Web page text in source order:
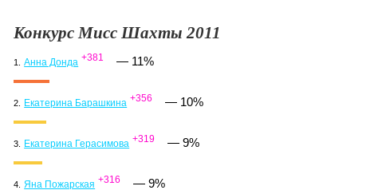
Конкурс Мисс Шахты 2011
1. Анна Донда +381 — 11%
2. Екатерина Барашкина +356 — 10%
3. Екатерина Герасимова +319 — 9%
4. Яна Пожарская +316 — 9%